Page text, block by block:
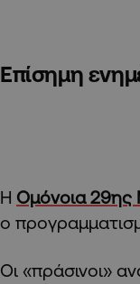
Επίσημη
Η Ομόνοια 29ης
ο
Οι «πράσινοι»